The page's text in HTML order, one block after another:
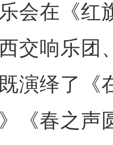
在《红
交响乐团
演绎了《
》《春之